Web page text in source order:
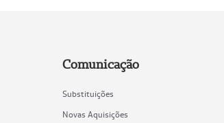
Comunicação
Substituições
Novas Aquisições